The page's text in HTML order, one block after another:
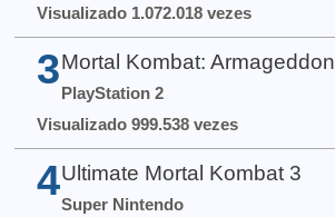
Visualizado 1.072.018 vezes
3 Mortal Kombat: Armageddon
PlayStation 2
Visualizado 999.538 vezes
4 Ultimate Mortal Kombat 3
Super Nintendo